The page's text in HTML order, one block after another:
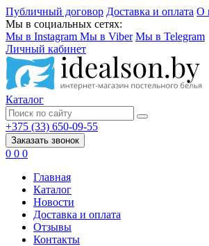
Публичный договор Доставка и оплата О
Мы в социальных сетях:
Мы в Instagram Мы в Viber Мы в Telegram
Личный кабинет
Каталог
+375 (33) 650-09-55
Заказать звонок
0 0 0
Главная
Каталог
Новости
Доставка и оплата
Отзывы
Контакты